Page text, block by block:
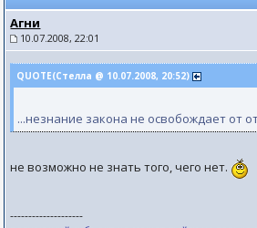
Агни
10.07.2008, 22:01
QUOTE(Стелла @ 10.07.2008, 20:52)
...незнание закона не освобождает от
не возможно не знать того, чего нет.
--------------------